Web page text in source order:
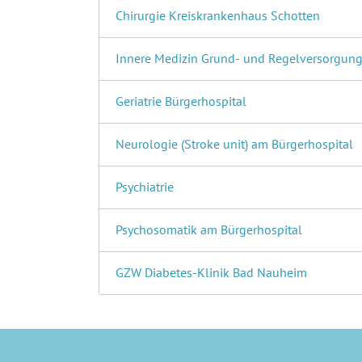
Chirurgie Kreiskrankenhaus Schotten
Innere Medizin Grund- und Regelversorgung
Geriatrie Bürgerhospital
Neurologie (Stroke unit) am Bürgerhospital
Psychiatrie
Psychosomatik am Bürgerhospital
GZW Diabetes-Klinik Bad Nauheim